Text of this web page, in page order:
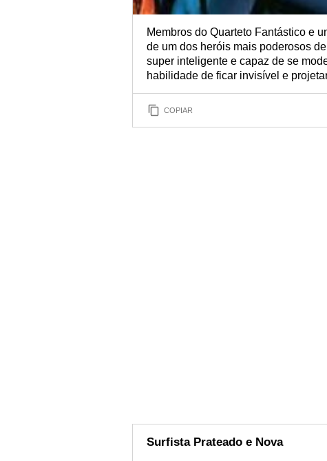
Membros do Quarteto Fantástico e
de um dos heróis mais poderosos
super inteligente e capaz de se
habilidade de ficar invisível e
COPIAR
Surfista Prateado e Nova